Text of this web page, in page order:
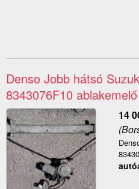
Denso Jobb hátsó
8343076F10
14